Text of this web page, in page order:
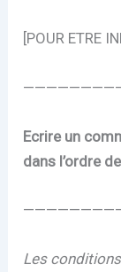
[POUR ETRE
Ecrire un
dans l’ordre
Les